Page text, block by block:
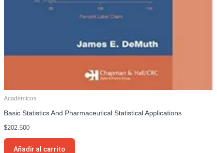
Académicos
Basic Statistics And Pharmaceutical Statistical Applications
$202.500
Añadir al carrito